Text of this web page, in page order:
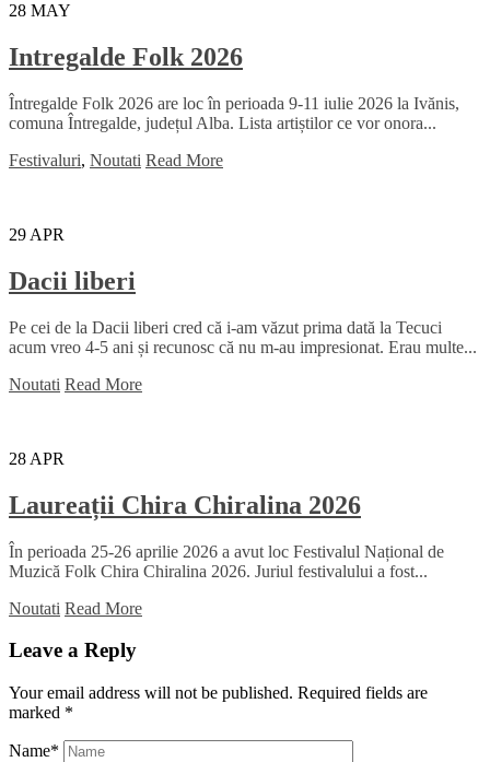
28 MAY
Intregalde Folk 2026
Întregalde Folk 2026 are loc în perioada 9-11 iulie 2026 la Ivănis,
comuna Întregalde, județul Alba. Lista artiștilor ce vor onora...
Festivaluri, Noutati Read More
29 APR
Dacii liberi
Pe cei de la Dacii liberi cred că i-am văzut prima dată la Tecuci
acum vreo 4-5 ani și recunosc că nu m-au impresionat. Erau multe...
Noutati Read More
28 APR
Laureații Chira Chiralina 2026
În perioada 25-26 aprilie 2026 a avut loc Festivalul Național de
Muzică Folk Chira Chiralina 2026. Juriul festivalului a fost...
Noutati Read More
Leave a Reply
Your email address will not be published. Required fields are
marked *
Name*